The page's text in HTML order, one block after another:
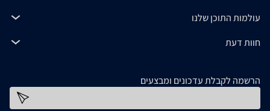
עולמות התוכן שלנו
חוות דעת
הרשמה לקבלת עדכונים ומבצעים